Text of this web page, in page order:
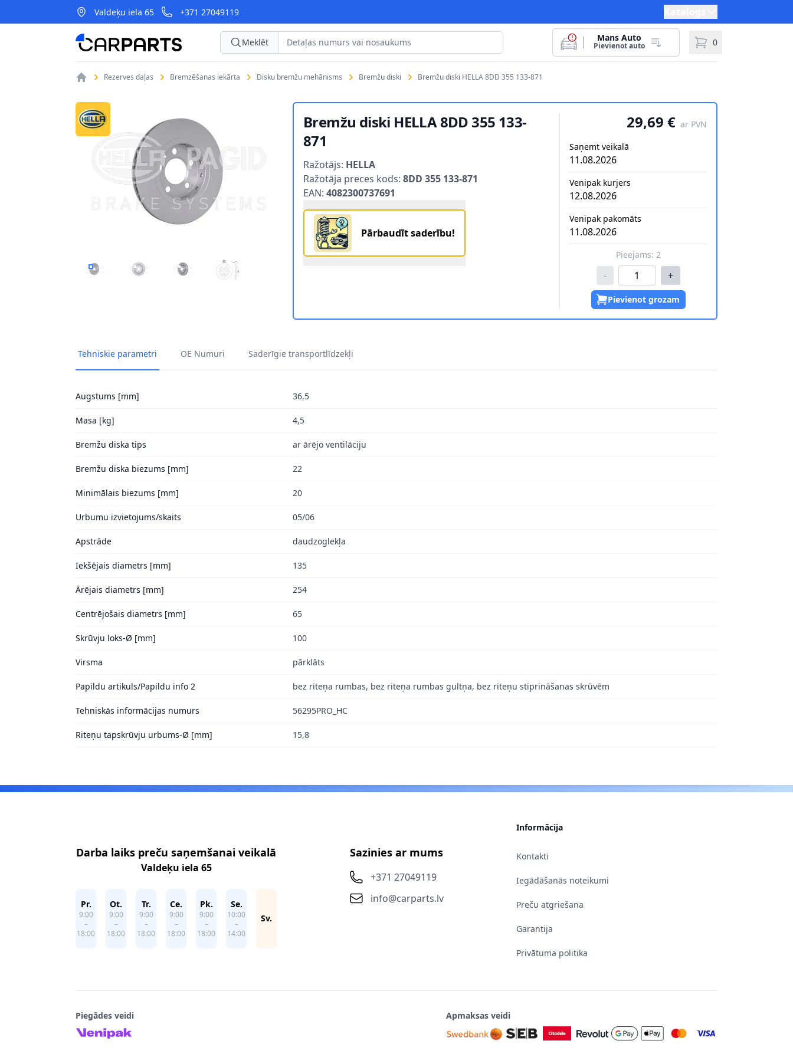
Valdeķu iela 65 +371 27049119
CarParts Meklēt Mans Auto
Pievienot auto 0
Rezerves daļas Bremzēšanas iekārta Disku bremžu mehānisms Bremžu diski Bremžu diski HELLA 8DD 355 133-871
BREMŽU DISKI HELLA 8DD 355 133-871 1
BREMŽU DISKI HELLA 8DD 355 133-871 2
BREMŽU DISKI HELLA 8DD 355 133-871 3
BREMŽU DISKI HELLA 8DD 355 133-871 4
Bremžu diski HELLA 8DD 355 133-
871
Ražotājs: HELLA
Ražotāja preces kods: 8DD 355 133-871
EAN: 4082300737691
Pārbaudīt saderību!
29,69 € ar PVN
Saņemt veikalā
11.08.2026
Venipak kurjers
12.08.2026
Venipak pakomāts
11.08.2026
Pieejams: 2
- +
Pievienot grozam
Tehniskie parametri OE Numuri Saderīgie transportlīdzekļi
Augstums [mm] 36,5
Masa [kg] 4,5
Bremžu diska tips ar ārējo ventilāciju
Bremžu diska biezums [mm] 22
Minimālais biezums [mm] 20
Urbumu izvietojums/skaits 05/06
Apstrāde daudzoglekļa
Iekšējais diametrs [mm] 135
Ārējais diametrs [mm] 254
Centrējošais diametrs [mm] 65
Skrūvju loks-Ø [mm] 100
Virsma pārklāts
Papildu artikuls/Papildu info 2 bez riteņa rumbas, bez riteņa rumbas gultņa, bez riteņu stiprināšanas skrūvēm
Tehniskās informācijas numurs 56295PRO_HC
Riteņu tapskrūvju urbums-Ø [mm] 15,8
Darba laiks preču saņemšanai veikalā
Valdeķu iela 65
Pr.
9:00
–
18:00
Ot.
9:00
–
18:00
Tr.
9:00
–
18:00
Ce.
9:00
–
18:00
Pk.
9:00
–
18:00
Se.
10:00
–
14:00
Sv.
Sazinies ar mums
+371 27049119
info@carparts.lv
Informācija
Kontakti
Iegādāšanās noteikumi
Preču atgriešana
Garantija
Privātuma politika
Piegādes veidi Apmaksas veidi